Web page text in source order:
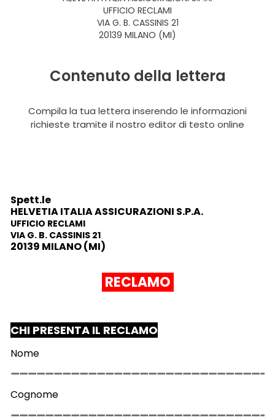
UFFICIO RECLAMI
VIA G. B. CASSINIS 21
20139 MILANO (MI)
Contenuto della lettera
Compila la tua lettera inserendo le informazioni
richieste tramite il nostro editor di testo online
Spett.le
HELVETIA ITALIA ASSICURAZIONI S.P.A.
UFFICIO RECLAMI
VIA G. B. CASSINIS 21
20139 MILANO (MI)
RECLAMO
CHI PRESENTA IL RECLAMO
Nome
Cognome